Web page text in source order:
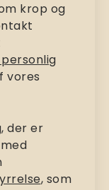
krop og
vores
der er
, som